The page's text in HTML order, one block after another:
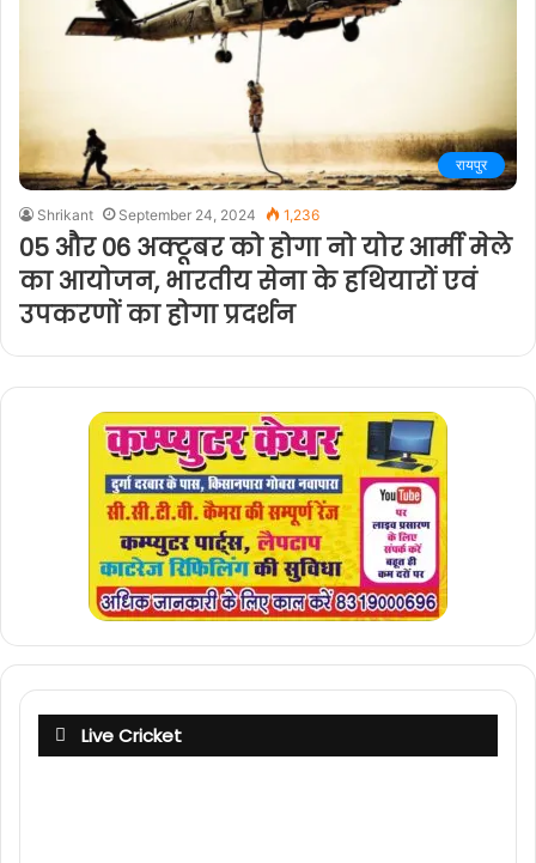
रायपुर
Shrikant September 24, 2024 1,236
05 और 06 अक्टूबर को होगा नो योर आर्मी मेले
का आयोजन, भारतीय सेना के हथियारों एवं
उपकरणों का होगा प्रदर्शन
Live Cricket